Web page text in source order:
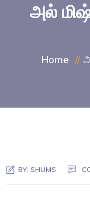
அல்
Home
BY: SHUMS